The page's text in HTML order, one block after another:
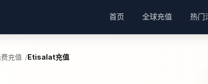
首页 全球充值 热门
充值 Etisalat充值